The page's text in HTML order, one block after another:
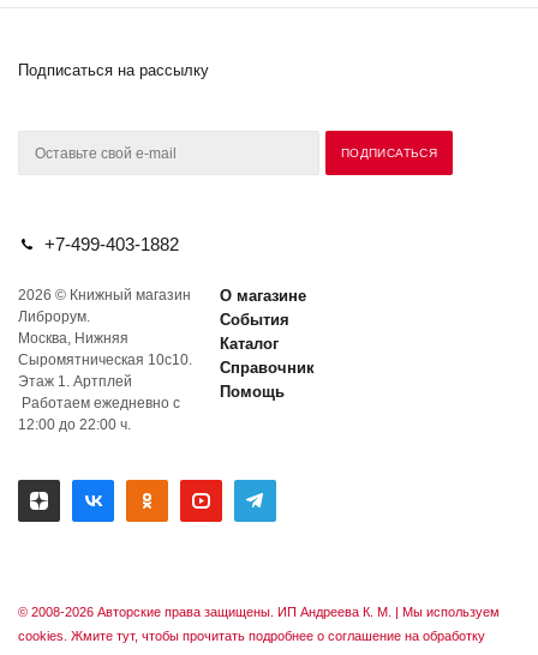
Подписаться на рассылку
+7-499-403-1882
2026 © Книжный магазин
Либрорум.
Москва, Нижняя
Сыромятническая 10с10.
Этаж 1. Артплей
Работаем ежедневно с
12:00 до 22:00 ч.
О магазине
События
Каталог
Справочник
Помощь
© 2008-2026 Авторские права защищены. ИП Андреева К. М. | Мы используем
cookies. Жмите тут, чтобы прочитать подробнее о соглашение на обработку